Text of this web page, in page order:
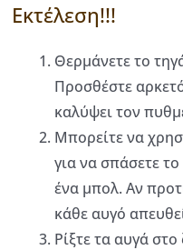
Εκτέλεση!!!
Θερμάνετε το
Προσθέστε
καλύψει τον
Μπορείτε να
για να σπάσετε
ένα μπολ. Αν
κάθε αυγό
Ρίξτε τα αυγά